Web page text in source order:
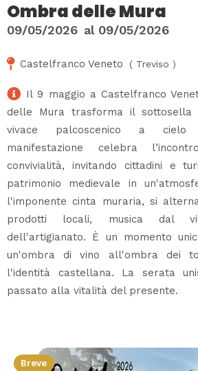
Ombra delle Mura
09/05/2026 al 09/05/2026
Castelfranco Veneto ( Treviso )
Il 9 maggio a Castelfranco
delle Mura trasforma il sottosella
vivace palcoscenico a cielo
manifestazione celebra
convivialità, invitando cittadini e
patrimonio medievale in
l'imponente cinta muraria, si
prodotti locali, musica dal
dell'artigianato. È un momento
un'ombra di vino all'ombra dei
l'identità castellana. La serata
passato alla vitalità del presente.
Breve